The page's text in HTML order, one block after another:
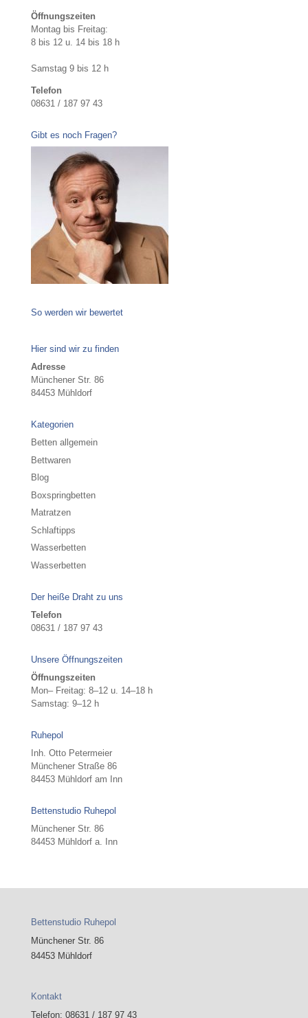
Öffnungszeiten
Montag bis Freitag:
8 bis 12 u. 14 bis 18 h
Samstag 9 bis 12 h
Telefon
08631 / 187 97 43
Gibt es noch Fragen?
So werden wir bewertet
Hier sind wir zu finden
Adresse
Münchener Str. 86
84453 Mühldorf
Kategorien
Betten allgemein
Bettwaren
Blog
Boxspringbetten
Matratzen
Schlaftipps
Wasserbetten
Wasserbetten
Der heiße Draht zu uns
Telefon
08631 / 187 97 43
Unsere Öffnungszeiten
Öffnungszeiten
Mon– Freitag: 8–12 u. 14–18 h
Samstag: 9–12 h
Ruhepol
Inh. Otto Petermeier
Münchener Straße 86
84453 Mühldorf am Inn
Bettenstudio Ruhepol
Münchener Str. 86
84453 Mühldorf a. Inn
Bettenstudio Ruhepol
Münchener Str. 86
84453 Mühldorf
Kontakt
Telefon: 08631 / 187 97 43